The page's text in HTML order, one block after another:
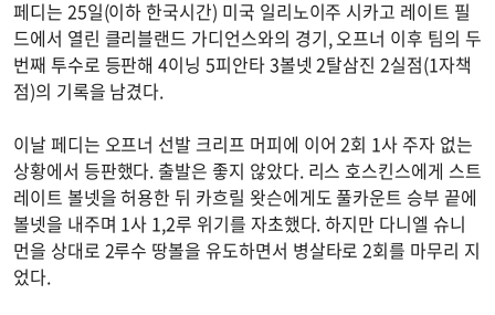
페디는 25일(이하 한국시간) 미국 일리노이주 시카고 레이트 필
드에서 열린 클리블랜드 가디언스와의 경기, 오프너 이후 팀의 두
번째 투수로 등판해 4이닝 5피안타 3볼넷 2탈삼진 2실점(1자책
점)의 기록을 남겼다.
이날 페디는 오프너 선발 크리프 머피에 이어 2회 1사 주자 없는
상황에서 등판했다. 출발은 좋지 않았다. 리스 호스킨스에게 스트
레이트 볼넷을 허용한 뒤 카흐릴 왓슨에게도 풀카운트 승부 끝에
볼넷을 내주며 1사 1,2루 위기를 자초했다. 하지만 다니엘 슈니
먼을 상대로 2루수 땅볼을 유도하면서 병살타로 2회를 마무리 지
었다.